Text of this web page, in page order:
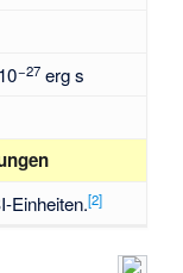
27 erg s
Einheiten.[2]